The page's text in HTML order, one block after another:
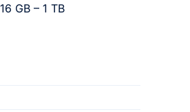
GB – 1 TB